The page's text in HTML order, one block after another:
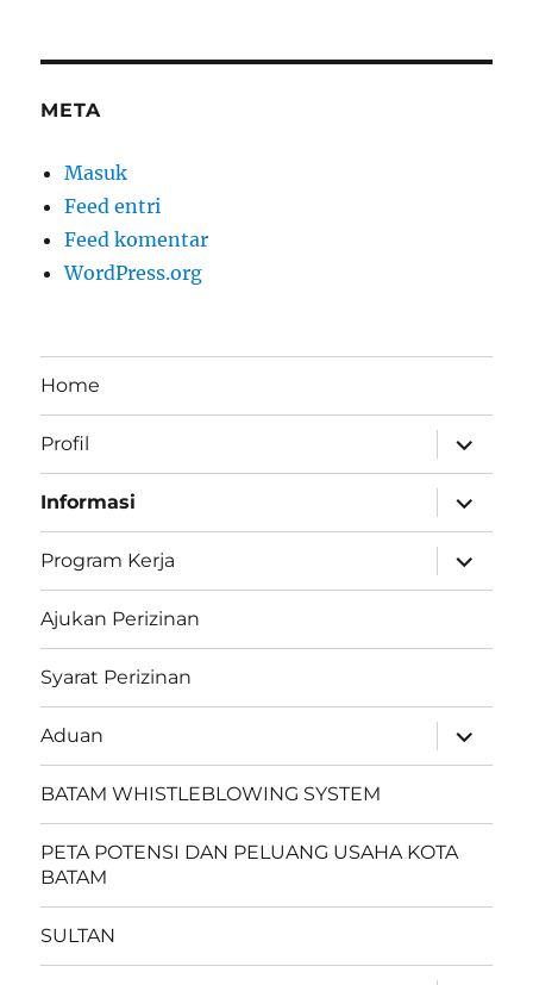
META
Masuk
Feed entri
Feed komentar
WordPress.org
Home
Profil
perlebar
menu
anak
Informasi
perlebar
menu
anak
Program Kerja
perlebar
menu
anak
Ajukan Perizinan
Syarat Perizinan
Aduan
perlebar
menu
anak
BATAM WHISTLEBLOWING SYSTEM
PETA POTENSI DAN PELUANG USAHA KOTA
BATAM
SULTAN